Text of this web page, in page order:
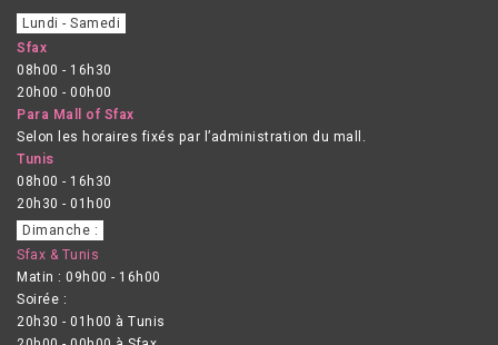
Lundi - Samedi
Sfax
08h00 - 16h30
20h00 - 00h00
Para Mall of Sfax
Selon les horaires fixés par l’administration du mall.
Tunis
08h00 - 16h30
20h30 - 01h00
Dimanche :
Sfax & Tunis
Matin : 09h00 - 16h00
Soirée :
20h30 - 01h00 à Tunis